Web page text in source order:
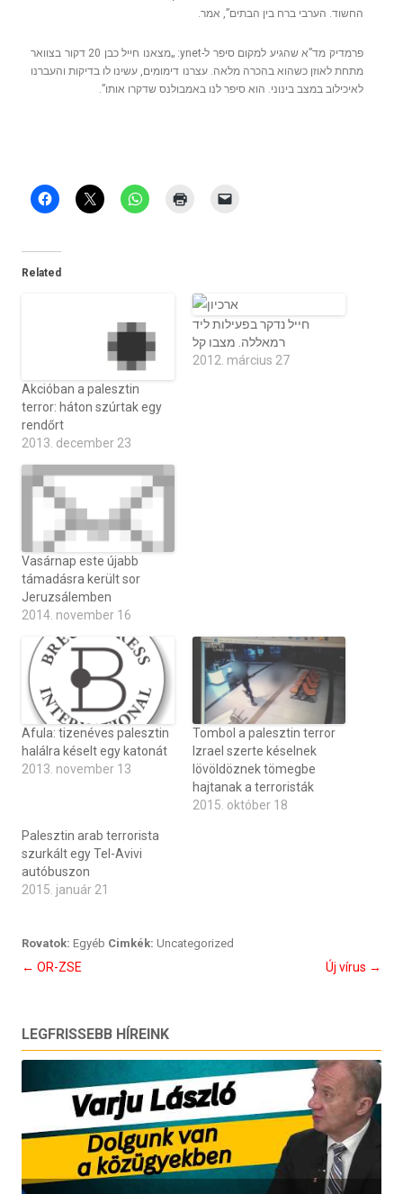
החשוד. הערבי ברח בין הבתים”, אמר.
פרמדיק מד”א שהגיע למקום סיפר ל-ynet: „מצאנו חייל כבן 20 דקור בצוואר
מתחת לאוזן כשהוא בהכרה מלאה. עצרנו דימומים, עשינו לו בדיקות והעברנו
לאיכילוב במצב בינוני. הוא סיפר לנו באמבולנס שדקרו אותו”.
Related
Akcióban a palesztin
terror: háton szúrtak egy
rendőrt
2013. december 23
חייל נדקר בפעילות ליד
רמאללה. מצבו קל
2012. március 27
Vasárnap este újabb
támadásra került sor
Jeruzsálemben
2014. november 16
Afula: tizenéves palesztin
halálra késelt egy katonát
2013. november 13
Tombol a palesztin terror
Izrael szerte késelnek
lövöldöznek tömegbe
hajtanak a terroristák
2015. október 18
Palesztin arab terrorista
szurkált egy Tel-Avivi
autóbuszon
2015. január 21
Rovatok: Egyéb Cimkék: Uncategorized
Bejegyzés
← OR-ZSE Új vírus →
LEGFRISSEBB HÍREINK